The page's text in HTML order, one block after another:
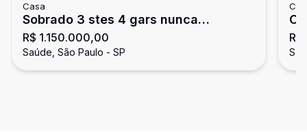
Casa
Sobrado 3 stes 4 gars nunca
habitado
R$ 1.150.000,00
Saúde, São Paulo - SP